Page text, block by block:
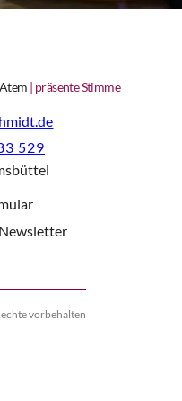
| präsente Stimme
529‬
vorbehalten